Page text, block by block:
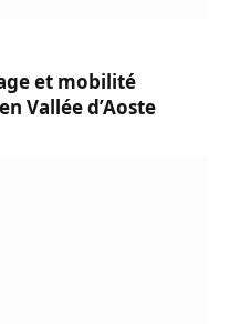
et mobilité
Vallée d’Aoste